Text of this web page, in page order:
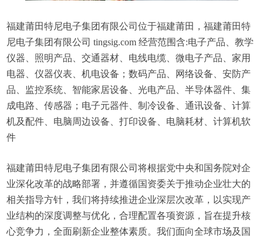
福建莆田特尼电子集团有限公司位于福建莆田，福建莆田特
尼电子集团有限公司 tingsig.com 经营范围含:电子产品、教学
仪器、照明产品、交通器材、电线电缆、微电子产品、家用
电器、仪器仪表、机电设备；数码产品、网络设备、安防产
品、监控系统、智能家居设备、光电产品、半导体器件、集
成电路、传感器；电子元器件、制冷设备、通讯设备、计算
机及配件、电脑周边设备、打印设备、电脑耗材、计算机软
件
福建莆田特尼电子集团有限公司将根据党中央和国务院对企
业深化改革的战略部署，并遵循国资委关于推动企业壮大的
相关指导方针，我们将持续推进企业深层次改革，以实现产
业结构的深度调整与优化，合理配置各项资源，旨在提升核
心竞争力，全面刷新企业整体素质。我们面向全球市场及国